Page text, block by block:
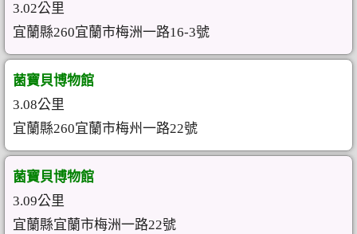
3.02公里
宜蘭縣260宜蘭市梅洲一路16-3號
菌寶貝博物館
3.08公里
宜蘭縣260宜蘭市梅州一路22號
菌寶貝博物館
3.09公里
宜蘭縣宜蘭市梅洲一路22號